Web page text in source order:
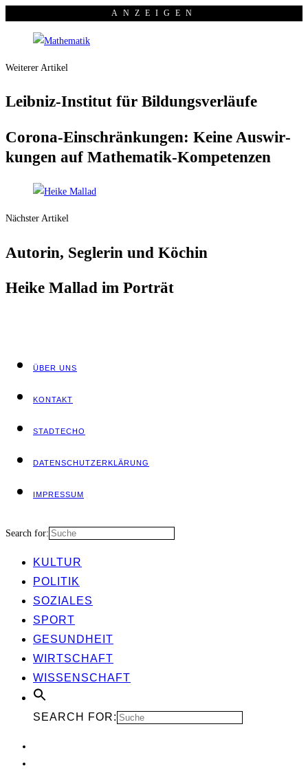
ANZEI­GEN
Weiterer Artikel
Leib­niz-Insti­tut für Bildungsverläufe
Coro­na-Ein­schrän­kun­gen: Kei­ne Aus­wir­
kun­gen auf Mathematik-Kompetenzen
Nächster Artikel
Autorin, Seg­le­rin und Köchin
Hei­ke Mal­lad im Porträt
ÜBER UNS
KON­TAKT
STADT­ECHO
DATEN­SCHUTZ­ER­KLÄ­RUNG
IMPRES­SUM
Search for:
KUL­TUR
POLI­TIK
SOZIA­LES
SPORT
GESUND­HEIT
WIRT­SCHAFT
WIS­SEN­SCHAFT
SEARCH FOR: